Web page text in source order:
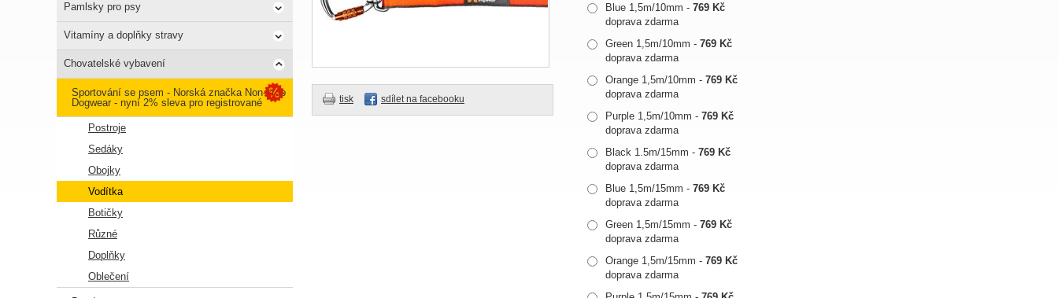
tisk sdílet na facebooku
Blue 1,5m/10mm -769 Kč
doprava zdarma
Green 1,5m/10mm -769 Kč
doprava zdarma
Orange 1,5m/10mm -769 Kč
doprava zdarma
Purple 1,5m/10mm -769 Kč
doprava zdarma
Black 1.5m/15mm -769 Kč
doprava zdarma
Blue 1,5m/15mm -769 Kč
doprava zdarma
Green 1,5m/15mm -769 Kč
doprava zdarma
Orange 1,5m/15mm -769 Kč
doprava zdarma
Pamlsky pro psy
Vitamíny a doplňky stravy
Chovatelské vybavení
Sportování se psem - Norská značka Non-stop
Dogwear - nyní 2% sleva pro registrované
Postroje
Sedáky
Obojky
Vodítka
Botičky
Různé
Doplňky
Oblečení